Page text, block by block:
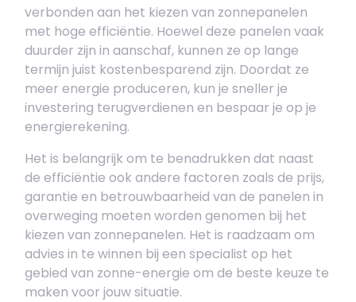
verbonden aan het kiezen van zonnepanelen
met hoge efficiëntie. Hoewel deze panelen vaak
duurder zijn in aanschaf, kunnen ze op lange
termijn juist kostenbesparend zijn. Doordat ze
meer energie produceren, kun je sneller je
investering terugverdienen en bespaar je op je
energierekening.
Het is belangrijk om te benadrukken dat naast
de efficiëntie ook andere factoren zoals de prijs,
garantie en betrouwbaarheid van de panelen in
overweging moeten worden genomen bij het
kiezen van zonnepanelen. Het is raadzaam om
advies in te winnen bij een specialist op het
gebied van zonne-energie om de beste keuze te
maken voor jouw situatie.